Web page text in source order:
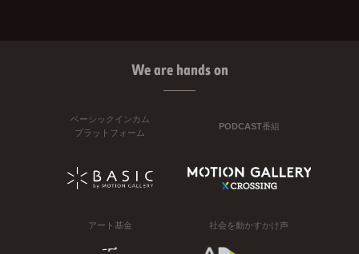
We are hands on
ベーシックインカム
プラットフォーム
PODCAST番組
アート基金 社会を動かすかけ声